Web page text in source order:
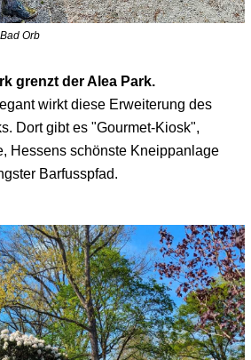
Orb
grenzt der Alea Park.
wirkt diese Erweiterung des
Dort gibt es "Gourmet-Kiosk",
Hessens schönste Kneippanlage
Barfusspfad.